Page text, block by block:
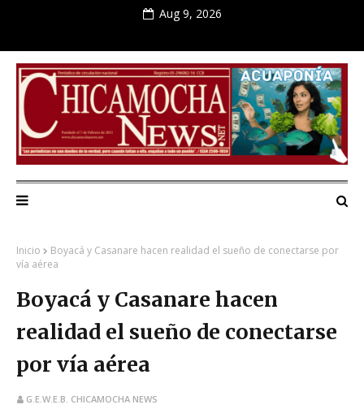
Aug 9, 2026
Inicio
Boyacá y Casanare hacen realidad el sueño de conectarse por
vía aérea
Boyacá y Casanare hacen
realidad el sueño de conectarse
por vía aérea
G.E.W.E.B. CHICAMOCHA NEWS